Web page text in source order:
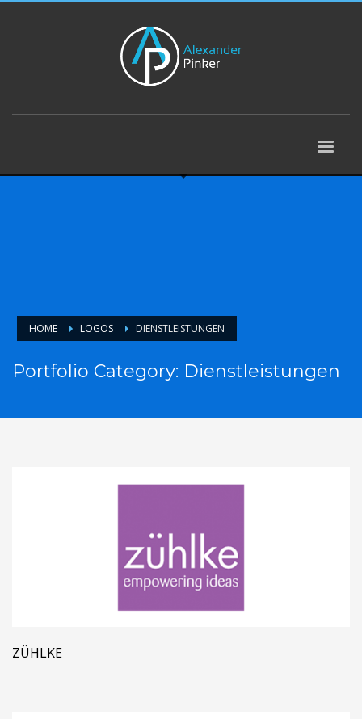
HOME LOGOS DIENSTLEISTUNGEN
Portfolio Category: Dienstleistungen
ZÜHLKE